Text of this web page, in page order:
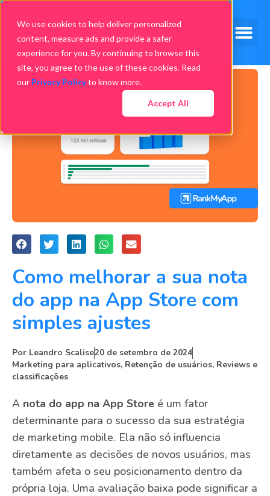
We use cookies to help deliver personalized
content, measure ads and provide a safer
experience for you. By continuing to browse this
site, you agree to the use of these cookies. Read
our Privacy Policyto know more.
Accept All
Como melhorar a sua nota
do app na App Store com
simples ajustes
Por Leandro Scalise20 de setembro de 2024
Marketing para aplicativos, Retenção de usuários, Reviews e
classificações
A nota do app na App Store é um fator
determinante para o sucesso da sua estratégia
de marketing mobile. Ela não só influencia
diretamente as decisões de novos usuários, mas
também afeta o seu posicionamento dentro da
própria loja. Uma avaliação baixa pode significar a